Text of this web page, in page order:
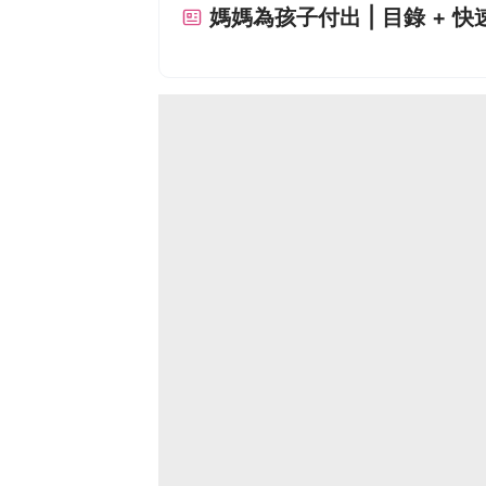
媽媽為孩子付出 | 目錄 + 快